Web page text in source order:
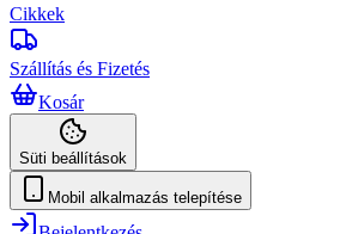
Cikkek
Szállítás és Fizetés
Kosár
Süti beállítások
Mobil alkalmazás telepítése